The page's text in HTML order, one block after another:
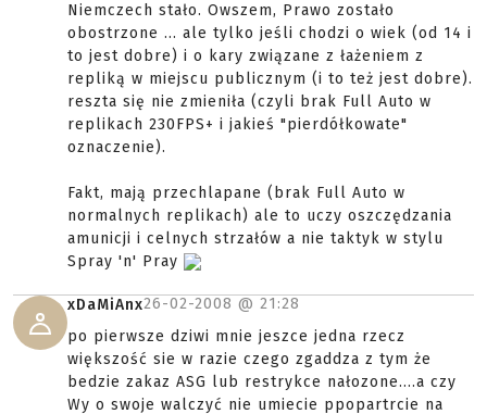
Niemczech stało. Owszem, Prawo zostało
obostrzone ... ale tylko jeśli chodzi o wiek (od 14 i
to jest dobre) i o kary związane z łażeniem z
repliką w miejscu publicznym (i to też jest dobre).
reszta się nie zmieniła (czyli brak Full Auto w
replikach 230FPS+ i jakieś "pierdółkowate"
oznaczenie).
Fakt, mają przechlapane (brak Full Auto w
normalnych replikach) ale to uczy oszczędzania
amunicji i celnych strzałów a nie taktyk w stylu
Spray 'n' Pray
xDaMiAnx26-02-2008 @ 21:28
po pierwsze dziwi mnie jeszce jedna rzecz
większość sie w razie czego zgaddza z tym że
bedzie zakaz ASG lub restrykce nałozone....a czy
Wy o swoje walczyć nie umiecie ppopartrcie na